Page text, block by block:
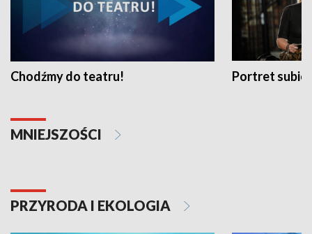
Chodźmy do teatru! Portret
MNIEJSZOŚCI
PRZYRODA I EKOLOGIA